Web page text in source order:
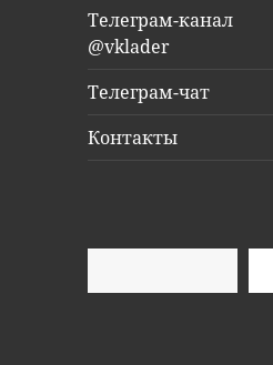
Телеграм-канал
@vklader
Телеграм-чат
Контакты